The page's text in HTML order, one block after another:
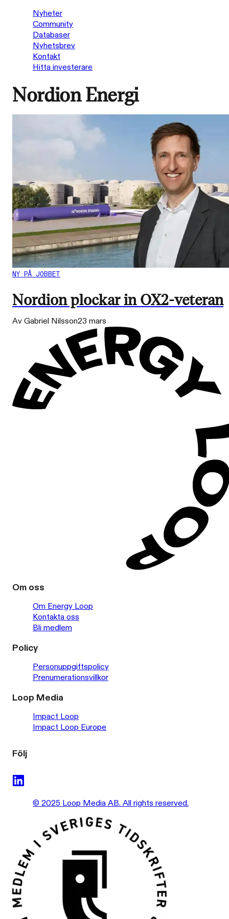
Nyheter
Community
Databaser
Nyhetsbrev
Kontakt
Hitta investerare
Nordion Energi
NY PÅ JOBBET
Nordion plockar in OX2-veteran
Av Gabriel Nilsson23 mars
Om oss
Om Energy Loop
Kontakta oss
Bli medlem
Policy
Personuppgiftspolicy
Prenumerationsvillkor
Loop Media
Impact Loop
Impact Loop Europe
Följ
© 2025 Loop Media AB. All rights reserved.